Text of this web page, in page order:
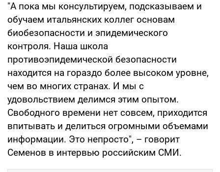
"А пока мы консультируем, подсказываем и
обучаем итальянских коллег основам
биобезопасности и эпидемического
контроля. Наша школа
противоэпидемической безопасности
находится на гораздо более высоком уровне,
чем во многих странах. И мы с
удовольствием делимся этим опытом.
Свободного времени нет совсем, приходится
впитывать и делиться огромными объемами
информации. Это непросто", – говорит
Семенов в интервью российским СМИ.